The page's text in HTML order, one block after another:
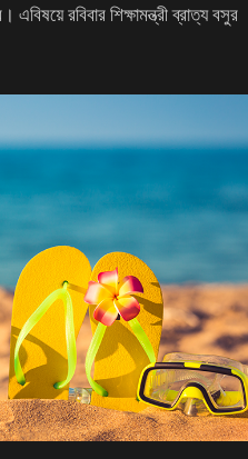
রবিবার শিক্ষামন্ত্রী ব্রাত্য বসুর